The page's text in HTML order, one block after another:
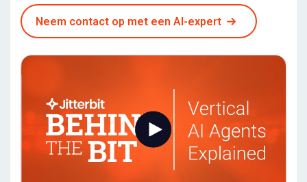
Neem contact op met een AI-expert